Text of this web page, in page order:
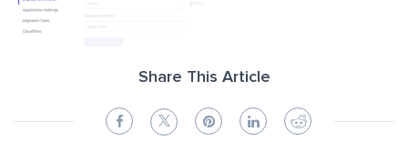
Share This Article